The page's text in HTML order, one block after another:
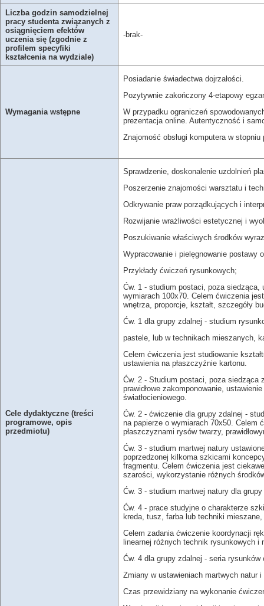
Liczba godzin samodzielnej
pracy studenta związanych z
osiągnięciem efektów
uczenia się (zgodnie z
profilem specyfiki
kształcenia na wydziale)
-brak-
Wymagania wstępne
Posiadanie świadectwa dojrzałości.
Pozytywnie zakończony 4-etapowy
W przypadku ograniczeń
prezentacja online. Autentyczność i
Znajomość obsługi komputera w
Cele dydaktyczne (treści
programowe, opis
przedmiotu)
Sprawdzenie, doskonalenie uzdolnień
Poszerzenie znajomości warsztatu i
Odkrywanie praw porządkujących i
Rozwijanie wrażliwości estetycznej i
Poszukiwanie właściwych środków
Wypracowanie i pielęgnowanie postawy
Przykłady ćwiczeń rysunkowych;
Ćw. 1 - studium postaci, poza siedząca,
wymiarach 100x70. Celem ćwiczenia
wnętrza, proporcje, kształt, szczegóły
Ćw. 1 dla grupy zdalnej - studium
pastele, lub w technikach mieszanych,
Celem ćwiczenia jest studiowanie
ustawienia na płaszczyźnie kartonu.
Ćw. 2 - Studium postaci, poza siedząca
prawidłowe zakomponowanie,
światłocieniowego.
Ćw. 2 - ćwiczenie dla grupy zdalnej -
na papierze o wymiarach 70x50. Celem
płaszczyznami rysów twarzy,
Ćw. 3 - studium martwej natury
poprzedzonej kilkoma szkicami
fragmentu. Celem ćwiczenia jest
szarości, wykorzystanie różnych
Ćw. 3 - studium martwej natury dla
Ćw. 4 - prace studyjne o charakterze
kreda, tusz, farba lub techniki
Celem zadania ćwiczenie koordynacji
linearnej różnych technik rysunkowych i
Ćw. 4 dla grupy zdalnej - seria
Zmiany w ustawieniach martwych natur
Czas przewidziany na wykonanie